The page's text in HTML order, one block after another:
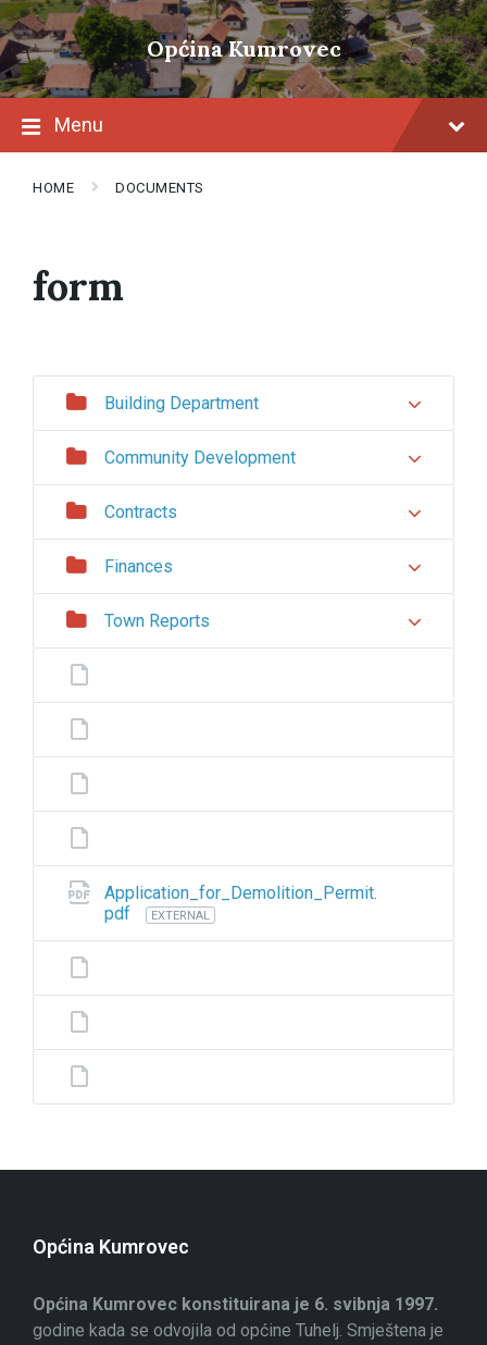
Skip
to
content
Skip
to
main
navigation
Skip
to
footer
Općina Kumrovec
Menu
HOME DOCUMENTS
form
Building Department
Community Development
Contracts
Finances
Town Reports
Application_for_Demolition_Permit.
pdf
EXTERNAL
Općina Kumrovec
Općina Kumrovec konstituirana je 6. svibnja 1997.
godine kada se odvojila od općine Tuhelj. Smještena je